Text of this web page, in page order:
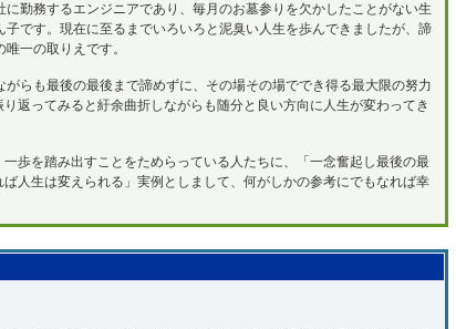
に勤務するエンジニアであり、毎月のお墓参りを欠かしたことがない生
子です。現在に至るまでいろいろと泥臭い人生を歩んできましたが、諦
一の取りえです。
がらも最後の最後まで諦めずに、その場その場ででき得る最大限の努力
返ってみると紆余曲折しながらも随分と良い方向に人生が変わってき
歩を踏み出すことをためらっている人たちに、「一念奮起し最後の最
人生は変えられる」実例としまして、何がしかの参考にでもなれば幸